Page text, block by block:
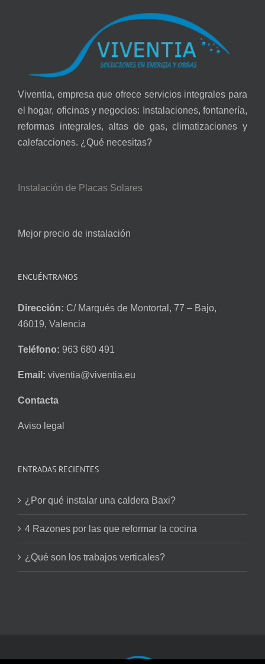
Viventia, empresa que ofrece servicios integrales para
el hogar, oficinas y negocios: Instalaciones, fontanería,
reformas integrales, altas de gas, climatizaciones y
calefacciones. ¿Qué necesitas?
Instalación de Placas Solares
Mejor precio de instalación
ENCUÉNTRANOS
Dirección: C/ Marqués de Montortal, 77 – Bajo,
46019, Valencia
Teléfono: 963 680 491
Email: viventia@viventia.eu
Contacta
Aviso legal
ENTRADAS RECIENTES
¿Por qué instalar una caldera Baxi?
4 Razones por las que reformar la cocina
¿Qué son los trabajos verticales?